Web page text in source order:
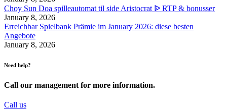
Choy Sun Doa spilleautomat til side Aristocrat ᐉ RTP & bonusser
January 8, 2026
Erreichbar Spielbank Prämie im January 2026: diese besten
Angebote
January 8, 2026
Need help?
Call our management for more information.
Call us